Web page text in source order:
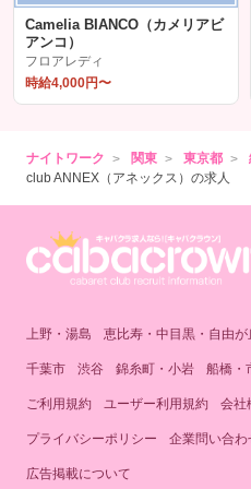
Camelia BIANCO（カメリアビ
アンコ）
フロアレディ
時給4,000円〜
ナイトワーク 関東 東京都
club ANNEX（アネックス）の求人
上野・湯島 恵比寿・中目黒・自由が
千葉市 渋谷 錦糸町・小岩 船橋・
ご利用規約 ユーザー利用規約 会社
プライバシーポリシー 企業問い合わ
広告掲載について